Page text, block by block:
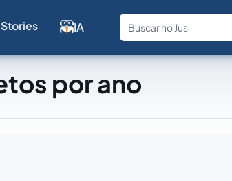
Stories IA
Fale com
por ano